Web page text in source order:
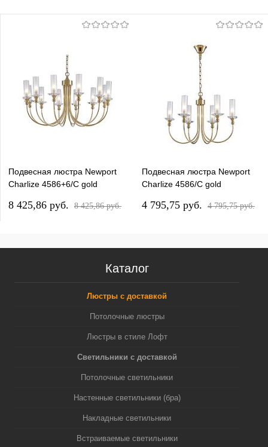
Подвесная люстра Newport
Сharlize 4586+6/С gold
8 425,86 pуб. 8 425,86 pуб.
Подвесная люстра Newport
Сharlize 4586/С gold
4 795,75 pуб. 4 795,75 pуб.
Каталог
Люстры с доставкой
Потолочные люстры
Люстры в стиле Лофт
Светильники с доставкой
Потолочные светильники
Настенные светильники (бра)
Накладные светильники
Встраиваемые светильники